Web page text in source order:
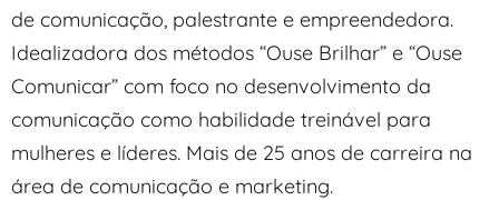
de comunicação, palestrante e empreendedora.
Idealizadora dos métodos “Ouse Brilhar” e “Ouse
Comunicar” com foco no desenvolvimento da
comunicação como habilidade treinável para
mulheres e líderes. Mais de 25 anos de carreira na
área de comunicação e marketing.